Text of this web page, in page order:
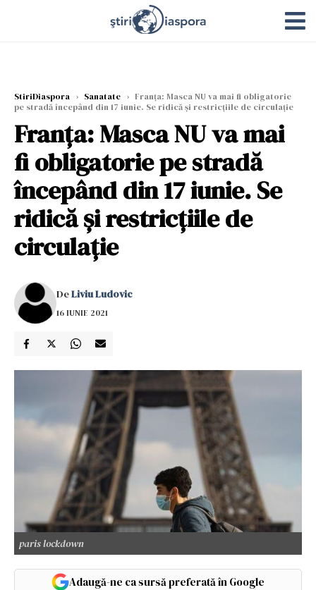
StiriDiaspora › Sanatate › Franța: Masca NU va mai fi obligatorie
pe stradă începând din 17 iunie. Se ridică și restricțiile de circulație
Franța: Masca NU va mai
fi obligatorie pe stradă
începând din 17 iunie. Se
ridică și restricțiile de
circulație
DeLiviu Ludovic
16 IUNIE 2021
paris lockdown
Adaugă-ne ca sursă preferată în Google